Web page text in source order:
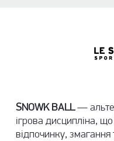
SNOWK BALL—
ігрова дисципліна,
відпочинку,